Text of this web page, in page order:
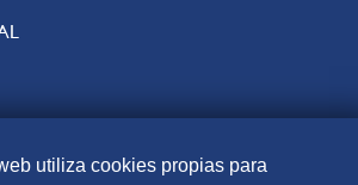
utiliza cookies propias para